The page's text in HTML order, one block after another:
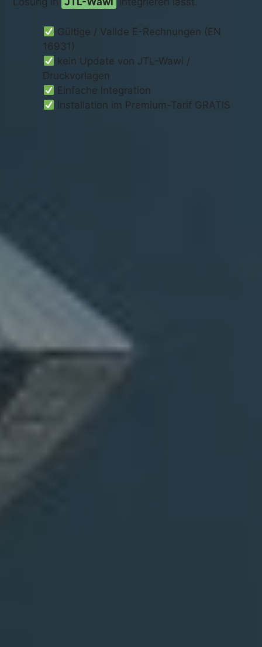
Gültige / Valide E-Rechnungen (EN
16931)
kein Update von JTL-Wawi /
Druckvorlagen
Einfache Integration
Installation im Premium-Tarif GRATIS